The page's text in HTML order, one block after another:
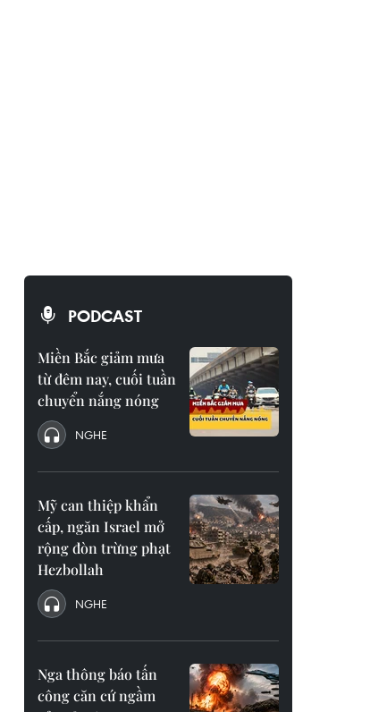
PODCAST
Miền Bắc giảm mưa
từ đêm nay, cuối tuần
chuyển nắng nóng
NGHE
Mỹ can thiệp khẩn
cấp, ngăn Israel mở
rộng đòn trừng phạt
Hezbollah
NGHE
Nga thông báo tấn
công căn cứ ngầm